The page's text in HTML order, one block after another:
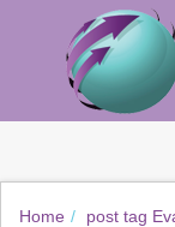
Home post tag